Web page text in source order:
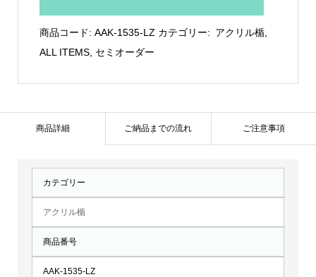
盾：
LZ
商品コード: AAK-1535-LZ カテゴリー: アクリル楯,
ALL ITEMS, セミオーダー
商品詳細 ご納品までの流れ ご注意事項
カテゴリー
アクリル楯
商品番号
AAK-1535-LZ